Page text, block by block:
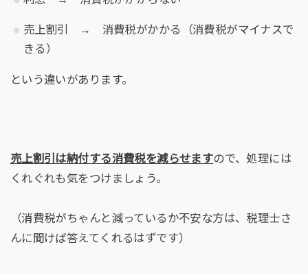
売上割引 → 消費税がかかる（消費税がマイナスで
きる）
という違いがあります。
売上割引は納付する消費税を減らせますので、処理には
くれぐれも気をつけましょう。
（消費税がちゃんと減っているか不安な方は、税理士さ
んに聞けば答えてくれるはずです）